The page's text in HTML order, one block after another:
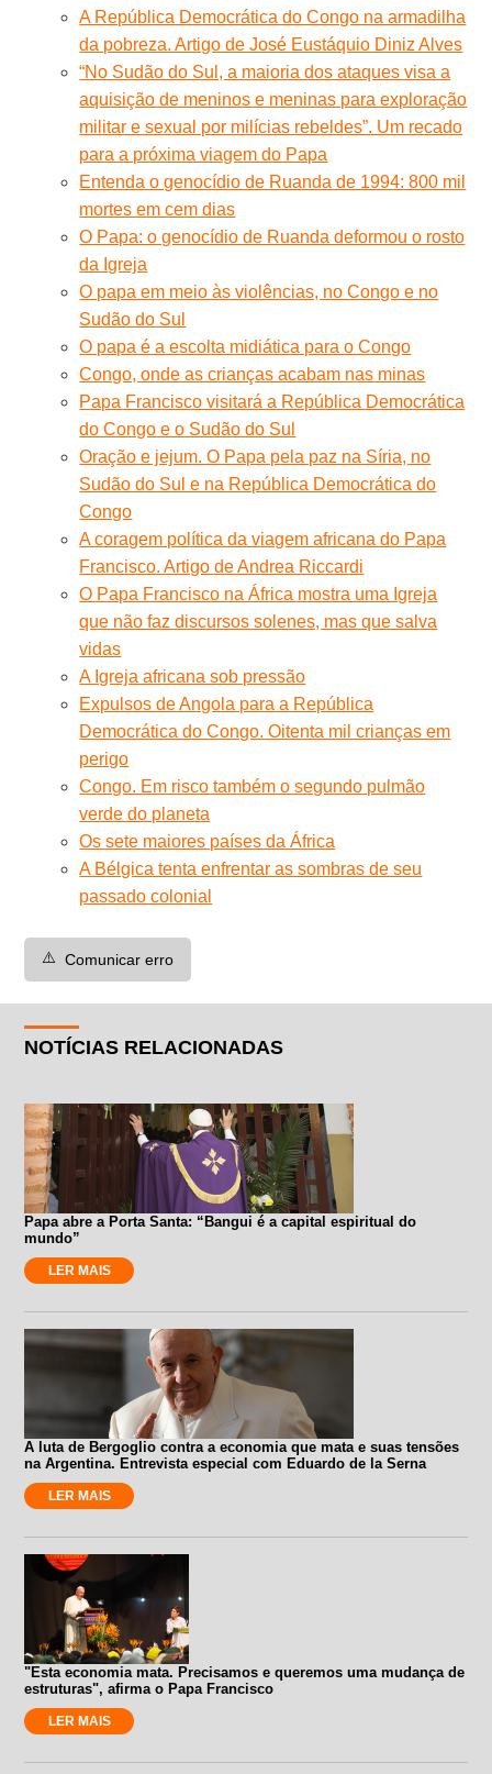
A República Democrática do Congo na armadilha
da pobreza. Artigo de José Eustáquio Diniz Alves
“No Sudão do Sul, a maioria dos ataques visa a
aquisição de meninos e meninas para exploração
militar e sexual por milícias rebeldes”. Um recado
para a próxima viagem do Papa
Entenda o genocídio de Ruanda de 1994: 800 mil
mortes em cem dias
O Papa: o genocídio de Ruanda deformou o rosto
da Igreja
O papa em meio às violências, no Congo e no
Sudão do Sul
O papa é a escolta midiática para o Congo
Congo, onde as crianças acabam nas minas
Papa Francisco visitará a República Democrática
do Congo e o Sudão do Sul
Oração e jejum. O Papa pela paz na Síria, no
Sudão do Sul e na República Democrática do
Congo
A coragem política da viagem africana do Papa
Francisco. Artigo de Andrea Riccardi
O Papa Francisco na África mostra uma Igreja
que não faz discursos solenes, mas que salva
vidas
A Igreja africana sob pressão
Expulsos de Angola para a República
Democrática do Congo. Oitenta mil crianças em
perigo
Congo. Em risco também o segundo pulmão
verde do planeta
Os sete maiores países da África
A Bélgica tenta enfrentar as sombras de seu
passado colonial
⚠️ Comunicar erro
NOTÍCIAS RELACIONADAS
Papa abre a Porta Santa: “Bangui é a capital espiritual do
mundo”
LER MAIS
A luta de Bergoglio contra a economia que mata e suas tensões
na Argentina. Entrevista especial com Eduardo de la Serna
LER MAIS
"Esta economia mata. Precisamos e queremos uma mudança de
estruturas", afirma o Papa Francisco
LER MAIS